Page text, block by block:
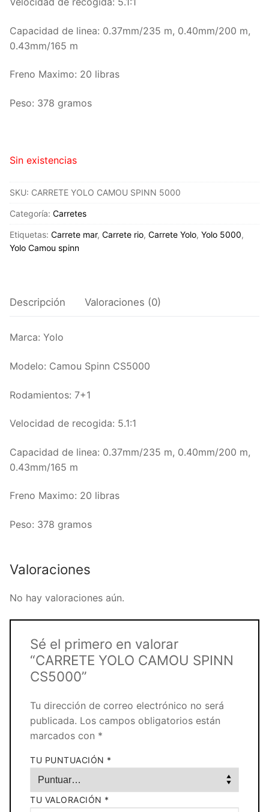
Capacidad de linea: 0.37mm/235 m, 0.40mm/200 m,
0.43mm/165 m
Freno Maximo: 20 libras
Peso: 378 gramos
Sin existencias
SKU: CARRETE YOLO CAMOU SPINN 5000
Categoría: Carretes
Etiquetas: Carrete mar, Carrete rio, Carrete Yolo, Yolo 5000,
Yolo Camou spinn
Descripción Valoraciones (0)
Marca: Yolo
Modelo: Camou Spinn CS5000
Rodamientos: 7+1
Velocidad de recogida: 5.1:1
Capacidad de linea: 0.37mm/235 m, 0.40mm/200 m,
0.43mm/165 m
Freno Maximo: 20 libras
Peso: 378 gramos
Valoraciones
No hay valoraciones aún.
Sé el primero en valorar
“CARRETE YOLO CAMOU SPINN
CS5000”
Tu dirección de correo electrónico no será
publicada. Los campos obligatorios están
marcados con *
TU PUNTUACIÓN *
TU VALORACIÓN *